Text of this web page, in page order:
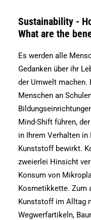
Sustainability -
What are the
Es werden alle
Gedanken über ihr
der Umwelt machen.
Menschen an
Mind-Shift führen,
in Ihrem Verhalten in
Kunststoff bewirkt.
zweierlei Hinsicht
Konsum von
Kosmetikkette. Zum
Kunststoff im Alltag
Wegwerfartikeln,